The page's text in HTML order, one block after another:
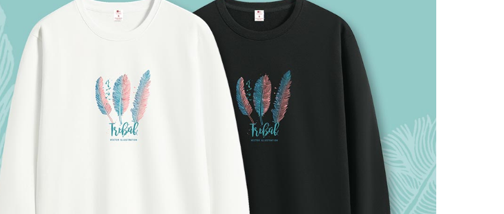
【Penerangan Kaedah Pembayaran】
1. Pembayaran ansuran tidak digabungkan dalam bil telekomunikasi,
"Pembayaran Ansuran Gogo" akan menghantar SMS peringatan
pembayaran selepas tarikh penyelesaian bulanan.
2. Melalui pautan SMS untuk membuka bil, anda boleh memilih untuk
membayar melalui "Kod bar kedai serbaneka / Kedai rasmi Taiwan
Mobile / Pemindahan bank / Pembayaran J街口 / iPASS MONEY" dan
saluran lain.
【Nota Penting】
1. Perkhidmatan ini disediakan oleh "Taiwan Mobile Co., Ltd." untuk
membolehkan pengguna membeli produk atau perkhidmatan melalui
perkhidmatan ini semasa transaksi, dan kedai akan menyerahkan hak
tuntutan harga jual/beli ansuran kepada syarikat ini untuk membayar bil
menggunakan bil syarikat ini.
2. Berdasarkan tujuan kontrak persetujuan pembayaran menggunakan
"Pembayaran Ansuran Gogo", kedai akan memberikan maklumat
peribadi anda (termasuk nama, telefon atau alamat) kepada Taiwan
Mobile untuk pengumpulan, pemprosesan dan penggunaan, untuk